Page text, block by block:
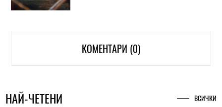
КОМЕНТАРИ (0)
НАЙ-ЧЕТЕНИ ВСИЧКИ